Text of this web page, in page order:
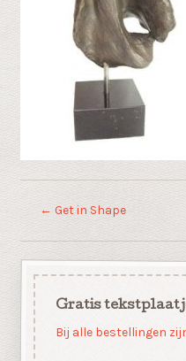
← Get in Shape
Gratis
Bij alle bestellingen